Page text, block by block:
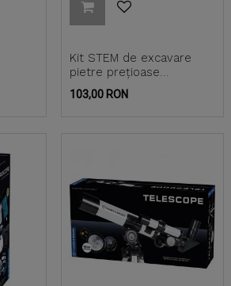
Kit STEM de excavare
pietre prețioase
American wave, TopBright
Pret
103,00 RON